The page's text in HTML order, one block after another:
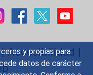
y propias para
datos de carácter
Accesibilidad |